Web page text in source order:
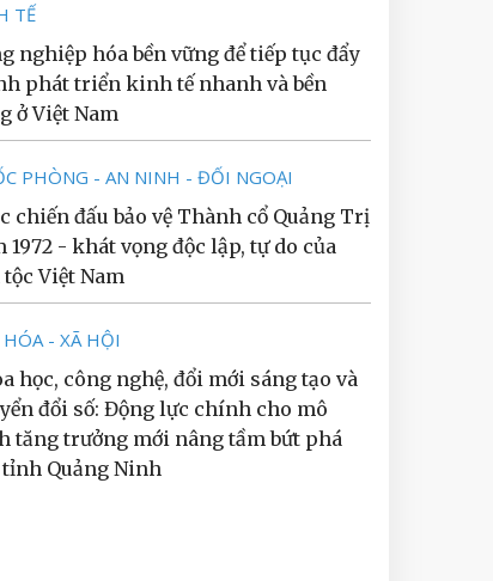
TẾ
nghiệp hóa bền vững để tiếp tục đẩy
phát triển kinh tế nhanh và bền
ở Việt Nam
PHÒNG - AN NINH - ĐỐI NGOẠI
chiến đấu bảo vệ Thành cổ Quảng Trị
1972 - khát vọng độc lập, tự do của
tộc Việt Nam
HÓA - XÃ HỘI
học, công nghệ, đổi mới sáng tạo và
đổi số: Động lực chính cho mô
tăng trưởng mới nâng tầm bứt phá
tỉnh Quảng Ninh